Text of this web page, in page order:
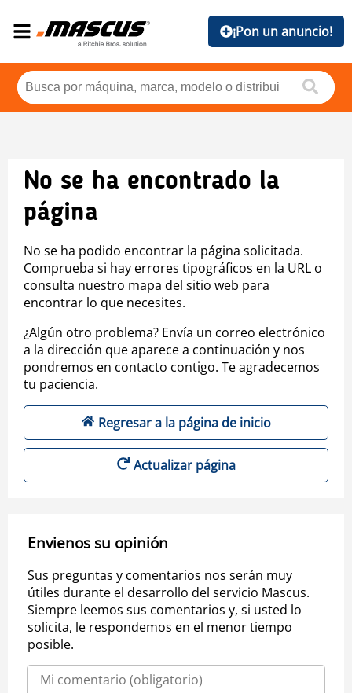
¡Pon un anuncio!
No se ha encontrado la
página
No se ha podido encontrar la página solicitada.
Comprueba si hay errores tipográficos en la URL o
consulta nuestro mapa del sitio web para
encontrar lo que necesites.
¿Algún otro problema? Envía un correo electrónico
a la dirección que aparece a continuación y nos
pondremos en contacto contigo. Te agradecemos
tu paciencia.
Regresar a la página de inicio
Actualizar página
Envienos su opinión
Sus preguntas y comentarios nos serán muy
útiles durante el desarrollo del servicio Mascus.
Siempre leemos sus comentarios y, si usted lo
solicita, le respondemos en el menor tiempo
posible.